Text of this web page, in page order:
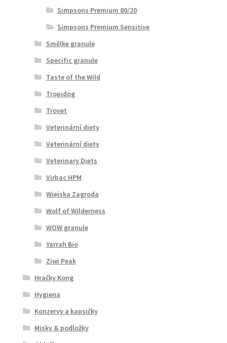
Simpsons Premium 80/20
Simpsons Premium Sensitive
Smělke granule
Specific granule
Taste of the Wild
Tropidog
Trovet
Veterinární diety
Veterinární diety
Veterinary Diets
Virbac HPM
Wiejska Zagroda
Wolf of Wilderness
WOW granule
Yarrah Bio
Ziwi Peak
Hračky Kong
Hygiena
Konzervy a kapsičky
Misky & podložky